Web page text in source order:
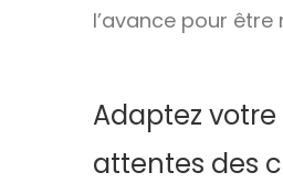
l’avance pour être
Adaptez votre
attentes des